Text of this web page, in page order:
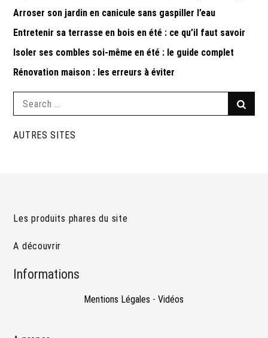
Arroser son jardin en canicule sans gaspiller l’eau
Entretenir sa terrasse en bois en été : ce qu’il faut savoir
Isoler ses combles soi-même en été : le guide complet
Rénovation maison : les erreurs à éviter
Search
AUTRES SITES
Les produits phares du site
A découvrir
Informations
Mentions Légales -Vidéos